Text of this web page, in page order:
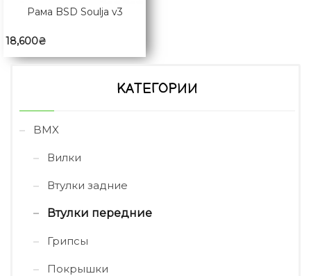
Рама BSD Soulja v3
18,600₴
КАТЕГОРИИ
BMX
Вилки
Втулки задние
Втулки передние
Грипсы
Покрышки